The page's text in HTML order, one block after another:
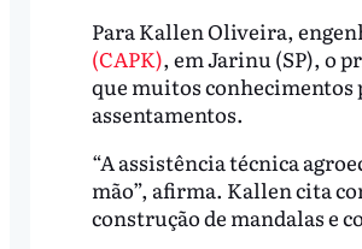
Para Kallen Oliveira,
(CAPK), em Jarinu (SP), o
que muitos conhecimentos
assentamentos.
“A assistência técnica
mão”, afirma. Kallen cita
construção de mandalas e